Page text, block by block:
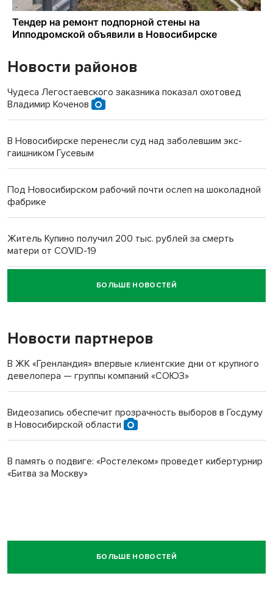
Новости районов
Чудеса Легостаевского заказника показал охотовед
Владимир Коченов
В Новосибирске перенесли суд над заболевшим экс-
гаишником Гусевым
Под Новосибирском рабочий почти ослеп на шоколадной
фабрике
Житель Купино получил 200 тыс. рублей за смерть
матери от COVID-19
Новосибирский суд наказал водителя за смерть
пенсионерки на вокзале
БОЛЬШЕ НОВОСТЕЙ
Новости партнеров
В ЖК «Гренландия» впервые клиентские дни от крупного
девелопера — группы компаний «СОЮЗ»
Видеозапись обеспечит прозрачность выборов в Госдуму
в Новосибирской области
В память о подвиге: «Ростелеком» проведет кибертурнир
«Битва за Москву»
БОЛЬШЕ НОВОСТЕЙ